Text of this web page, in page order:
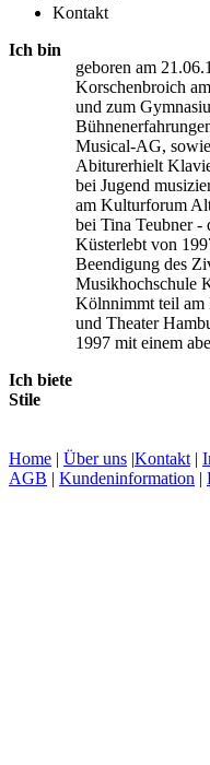
Kontakt
Ich bin
geboren am
Korschenbroich
und zum
Musical-AG,
Abiturerhielt
bei Jugend
am Kulturforum
bei Tina Teubner -
Küsterlebt von
Beendigung des
Musikhochschule
Kölnnimmt teil am
und Theater
1997 mit einem
Ich biete
Stile
Home | Über uns |Kontakt |
AGB | Kundeninformation |